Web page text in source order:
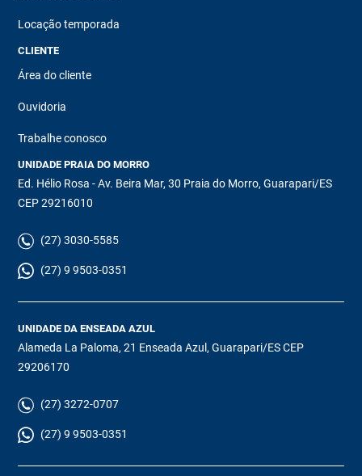
Locação temporada
CLIENTE
Área do cliente
Ouvidoria
Trabalhe conosco
UNIDADE PRAIA DO MORRO
Ed. Hélio Rosa - Av. Beira Mar, 30 Praia do Morro, Guarapari/ES
CEP 29216010
(27) 3030-5585
(27) 9 9503-0351
UNIDADE DA ENSEADA AZUL
Alameda La Paloma, 21 Enseada Azul, Guarapari/ES CEP
29206170
(27) 3272-0707
(27) 9 9503-0351